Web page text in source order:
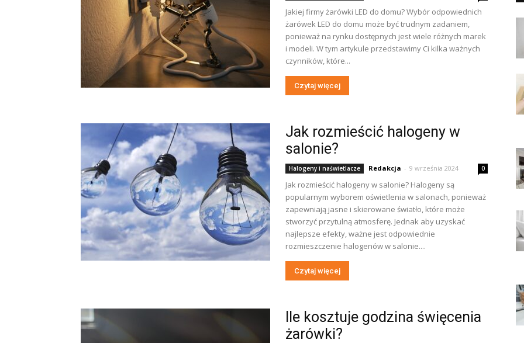
Jakiej firmy żarówki LED do domu? Wybór odpowiednich
żarówek LED do domu może być trudnym zadaniem,
ponieważ na rynku dostępnych jest wiele różnych marek
i modeli. W tym artykule przedstawimy Ci kilka ważnych
czynników, które...
Czytaj więcej
Jak rozmieścić halogeny w
salonie?
Halogeny i naświetlacze Redakcja - 9 września 2024 0
Jak rozmieścić halogeny w salonie? Halogeny są
popularnym wyborem oświetlenia w salonach, ponieważ
zapewniają jasne i skierowane światło, które może
stworzyć przytulną atmosferę. Jednak aby uzyskać
najlepsze efekty, ważne jest odpowiednie
rozmieszczenie halogenów w salonie....
Czytaj więcej
Ile kosztuje godzina święcenia
żarówki?